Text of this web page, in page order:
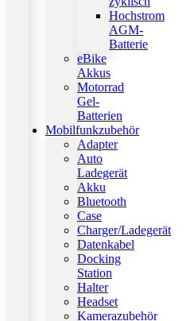
Hochstrom
AGM-
Batterie
eBike
Akkus
Motorrad
Gel-
Batterien
Mobilfunkzubehör
Adapter
Auto
Ladegerät
Akku
Bluetooth
Case
Charger/Ladegerät
Datenkabel
Docking
Station
Halter
Headset
Kamerazubehör